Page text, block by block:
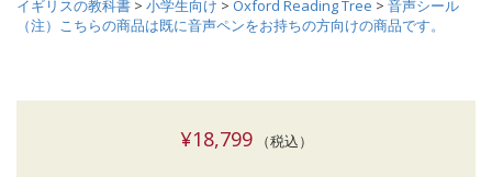
イギリスの教科書 > 小学生向け > Oxford Reading Tree > 音声シール
（注）こちらの商品は既に音声ペンをお持ちの方向けの商品です。
¥18,799（税込）